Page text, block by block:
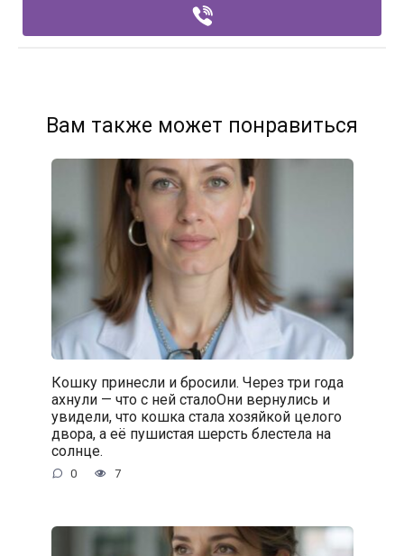
Вам также может понравиться
Кошку принесли и бросили. Через три года
ахнули — что с ней сталоОни вернулись и
увидели, что кошка стала хозяйкой целого
двора, а её пушистая шерсть блестела на
солнце.
0 7